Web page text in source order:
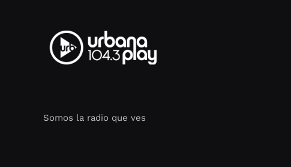
Somos la radio que ves